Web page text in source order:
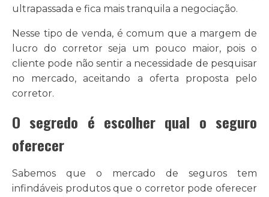
ultrapassada e fica mais tranquila a negociação.
Nesse tipo de venda, é comum que a margem de
lucro do corretor seja um pouco maior, pois o
cliente pode não sentir a necessidade de pesquisar
no mercado, aceitando a oferta proposta pelo
corretor.
O segredo é escolher qual o seguro
oferecer
Sabemos que o mercado de seguros tem
infindáveis produtos que o corretor pode oferecer